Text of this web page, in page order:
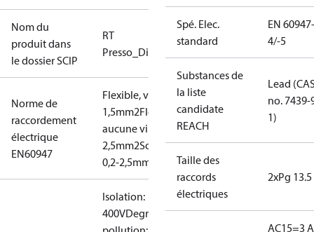
Nom du
produit dans
le dossier SCIP
RT
Presso_Diff.Presso
Norme de
raccordement
électrique
EN60947
Flexible, viroles: 0,2-
1,5mm2Flexible,
aucune virole: 0,2-
2,5mm2Solide/toronné:
0,2-2,5mm2
Isolation:
400VDegré de
Spé. Elec.
standard
EN 60947-
4/-5
Substances de
la liste
candidate
REACH
Lead
no. 7439-
1)
Taille des
raccords
électriques
2xPg 13.5
AC15=3